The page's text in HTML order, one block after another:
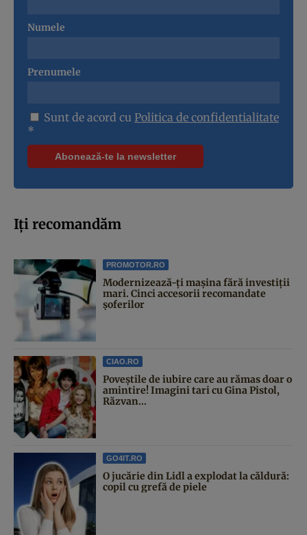
Numele
Prenumele
Sunt de acord cu Politica de confidentialitate
*
Iți recomandăm
PROMOTOR.RO
Modernizează-ți mașina fără investiții
mari. Cinci accesorii recomandate
șoferilor
CIAO.RO
Poveştile de iubire care au rămas doar o
amintire! Imagini tari cu Gina Pistol,
Răzvan...
GO4IT.RO
O jucărie din Lidl a explodat la căldură:
copil cu grefă de piele